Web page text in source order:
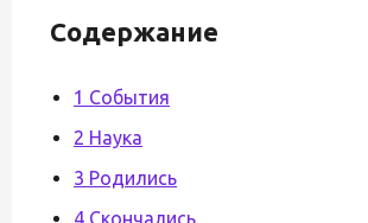
Содержание
1 События
2 Наука
3 Родились
4 Скончались